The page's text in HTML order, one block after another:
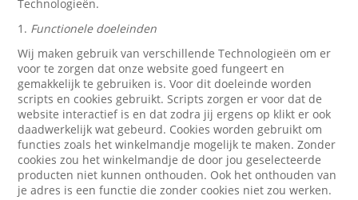
Technologieën.
1. Functionele doeleinden
Wij maken gebruik van verschillende Technologieën om er
voor te zorgen dat onze website goed fungeert en
gemakkelijk te gebruiken is. Voor dit doeleinde worden
scripts en cookies gebruikt. Scripts zorgen er voor dat de
website interactief is en dat zodra jij ergens op klikt er ook
daadwerkelijk wat gebeurd. Cookies worden gebruikt om
functies zoals het winkelmandje mogelijk te maken. Zonder
cookies zou het winkelmandje de door jou geselecteerde
producten niet kunnen onthouden. Ook het onthouden van
je adres is een functie die zonder cookies niet zou werken.